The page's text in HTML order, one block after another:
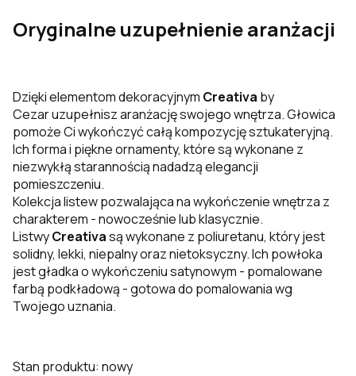
Oryginalne uzupełnienie aranżacji
Dzięki elementom dekoracyjnym Creativa by
Cezar uzupełnisz aranżację swojego wnętrza. Głowica
pomożeCi wykończyć całą kompozycję sztukateryjną.
Ich forma i piękne ornamenty, które są wykonane z
niezwykłą starannością nadadzą elegancji
pomieszczeniu.
Kolekcja listew pozwalająca na wykończenie wnętrza z
charakterem - nowocześnie lub klasycznie.
ListwyCreativasą wykonane z poliuretanu, który jest
solidny, lekki, niepalny oraz nietoksyczny. Ich powłoka
jest gładka o wykończeniu satynowym - pomalowane
farbą podkładową - gotowa do pomalowania wg
Twojego uznania.
Stan produktu: nowy